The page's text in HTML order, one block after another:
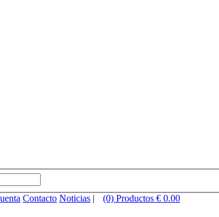
Contacto Noticias | (0) Productos € 0.00